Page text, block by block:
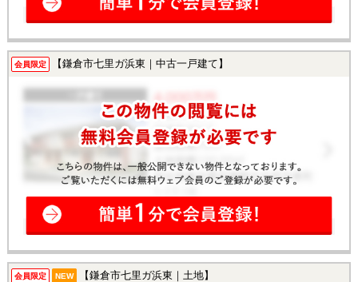
会員限定 【鎌倉市七里ガ浜東｜中古一戸建て】
会員限定 NEW 【鎌倉市七里ガ浜東｜土地】